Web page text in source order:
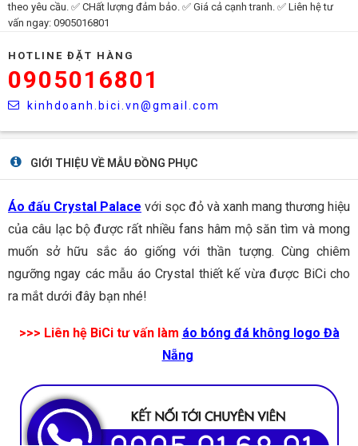
theo yêu cầu. ✅ CHất lượng đảm bảo. ✅ Giá cả cạnh tranh. ✅ Liên hệ tư
vấn ngay: 0905016801
HOTLINE ĐẶT HÀNG
0905016801
kinhdoanh.bici.vn@gmail.com
GIỚI THIỆU VỀ MẪU ĐỒNG PHỤC
Áo đấu Crystal Palace với sọc đỏ và xanh mang thương hiệu
của câu lạc bộ được rất nhiều fans hâm mộ săn tìm và mong
muốn sở hữu sắc áo giống với thần tượng. Cùng chiêm
ngưỡng ngay các mẫu áo Crystal thiết kế vừa được BiCi cho
ra mắt dưới đây bạn nhé!
>>> Liên hệ BiCi tư vấn làm áo bóng đá không logo Đà
Nẵng